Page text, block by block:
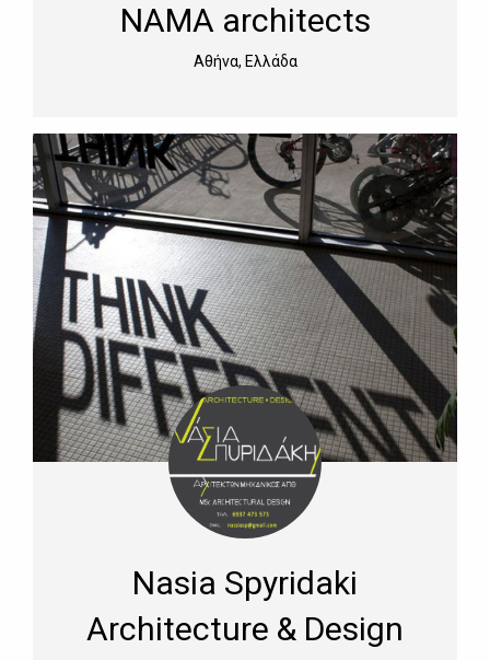
NAMA architects
Αθήνα, Ελλάδα
Nasia Spyridaki
Architecture & Design